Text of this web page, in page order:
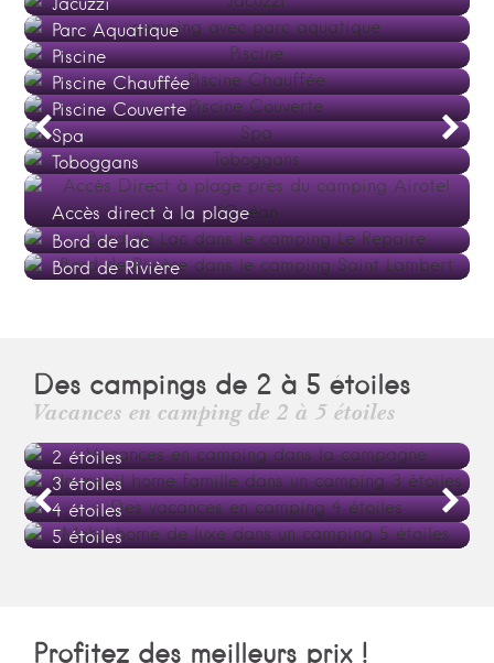
Jacuzzi
Parc Aquatique
Piscine
Piscine Chauffée
Piscine Couverte
Spa
Toboggans
Accès direct à la plage
Bord de lac
Bord de Rivière
Des campings de 2 à 5 étoiles
Vacances en camping de 2 à 5 étoiles
2 étoiles
3 étoiles
4 étoiles
5 étoiles
Profitez des meilleurs prix !